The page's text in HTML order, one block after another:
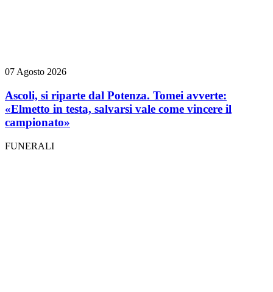
07 Agosto 2026
Ascoli, si riparte dal Potenza. Tomei avverte:
«Elmetto in testa, salvarsi vale come vincere il
campionato»
FUNERALI